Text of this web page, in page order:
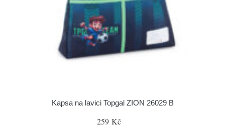
Kapsa na lavici Topgal ZION 26029 B
259 Kč